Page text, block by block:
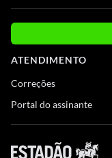
ATENDIMENTO
Correções
Portal do assinante